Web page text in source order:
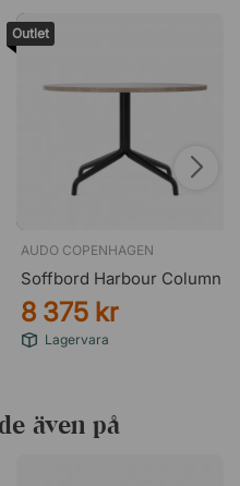
Outlet
AUDO COPENHAGEN
Soffbord Harbour Column
8 375 kr
Lagervara
även på